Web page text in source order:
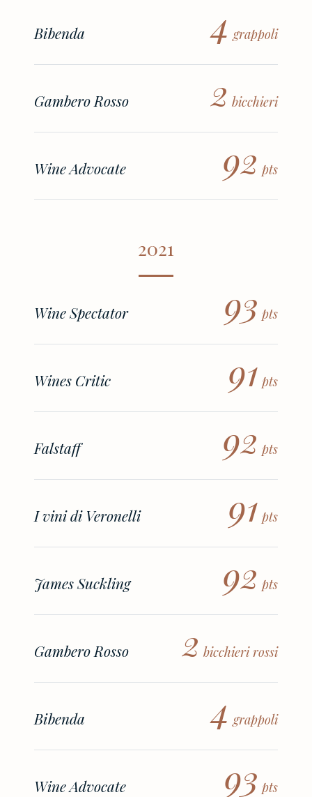
Bibenda 4 grappoli
Gambero Rosso 2 bicchieri
Wine Advocate 92 pts
2021
Wine Spectator 93 pts
Wines Critic 91 pts
Falstaff 92 pts
I vini di Veronelli 91 pts
James Suckling 92 pts
Gambero Rosso 2 bicchieri rossi
Bibenda 4 grappoli
Wine Advocate 93 pts